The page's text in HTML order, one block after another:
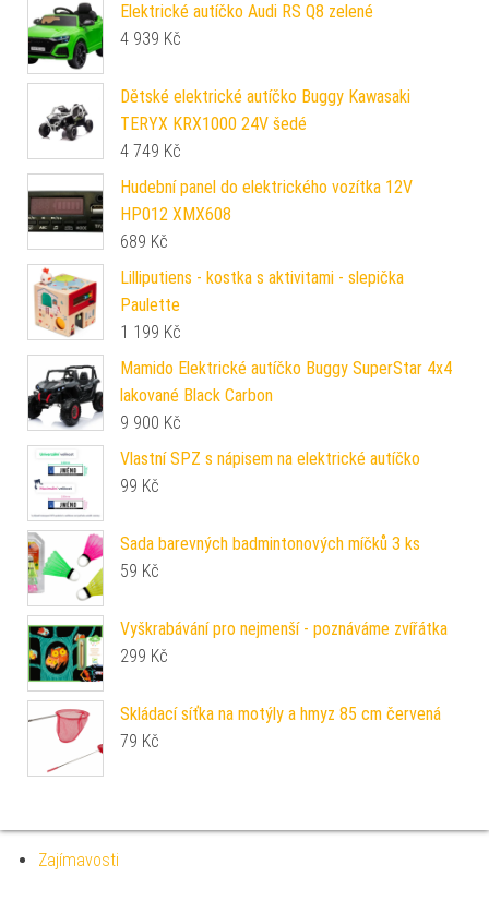
Elektrické autíčko Audi RS Q8 zelené
4 939 Kč
Dětské elektrické autíčko Buggy Kawasaki
TERYX KRX1000 24V šedé
4 749 Kč
Hudební panel do elektrického vozítka 12V
HP012 XMX608
689 Kč
Lilliputiens - kostka s aktivitami - slepička
Paulette
1 199 Kč
Mamido Elektrické autíčko Buggy SuperStar 4x4
lakované Black Carbon
9 900 Kč
Vlastní SPZ s nápisem na elektrické autíčko
99 Kč
Sada barevných badmintonových míčků 3 ks
59 Kč
Vyškrabávání pro nejmenší - poznáváme zvířátka
299 Kč
Skládací síťka na motýly a hmyz 85 cm červená
79 Kč
Zajímavosti